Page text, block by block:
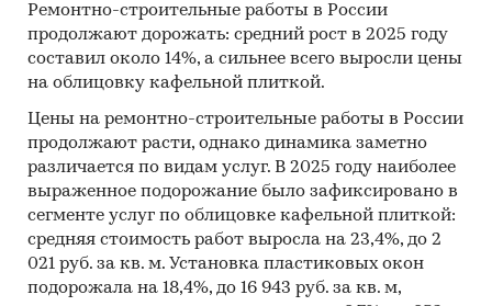
Ремонтно-строительные работы в России
продолжают дорожать: средний рост в 2025 году
составил около 14%, а сильнее всего выросли цены
на облицовку кафельной плиткой.
Цены на ремонтно-строительные работы в России
продолжают расти, однако динамика заметно
различается по видам услуг. В 2025 году наиболее
выраженное подорожание было зафиксировано в
сегменте услуг по облицовке кафельной плиткой:
средняя стоимость работ выросла на 23,4%, до 2
021 руб. за кв. м. Установка пластиковых окон
подорожала на 18,4%, до 16 943 руб. за кв. м,